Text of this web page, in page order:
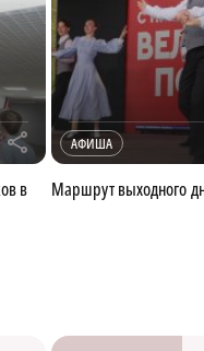
r
в
АФИША
Маршрут выходного